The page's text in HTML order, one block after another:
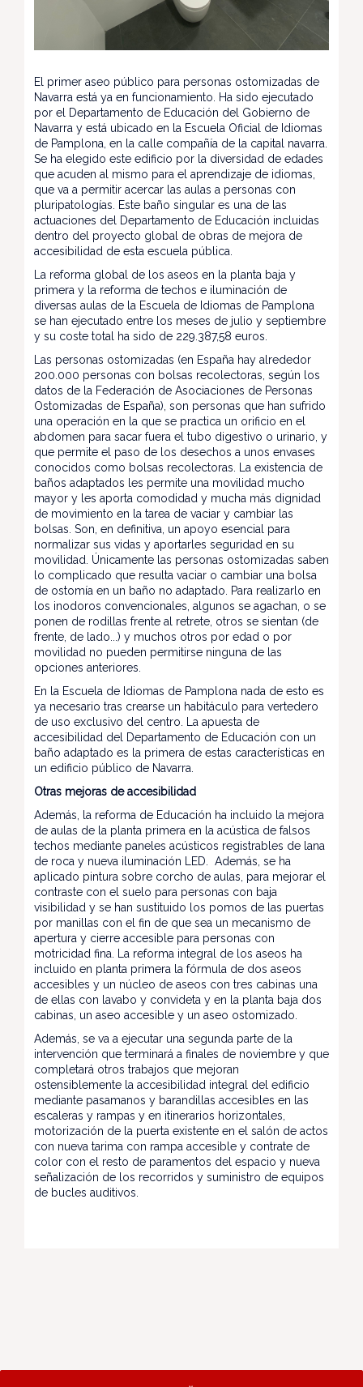
El primer aseo público para personas ostomizadas de
Navarra está ya en funcionamiento. Ha sido ejecutado
por el Departamento de Educación del Gobierno de
Navarra y está ubicado en la Escuela Oficial de Idiomas
de Pamplona, en la calle compañía de la capital navarra.
Se ha elegido este edificio por la diversidad de edades
que acuden al mismo para el aprendizaje de idiomas,
que va a permitir acercar las aulas a personas con
pluripatologías. Este baño singular es una de las
actuaciones del Departamento de Educación incluidas
dentro del proyecto global de obras de mejora de
accesibilidad de esta escuela pública.
La reforma global de los aseos en la planta baja y
primera y la reforma de techos e iluminación de
diversas aulas de la Escuela de Idiomas de Pamplona
se han ejecutado entre los meses de julio y septiembre
y su coste total ha sido de 229.387,58 euros.
Las personas ostomizadas (en España hay alrededor
200.000 personas con bolsas recolectoras, según los
datos de la Federación de Asociaciones de Personas
Ostomizadas de España), son personas que han sufrido
una operación en la que se practica un orificio en el
abdomen para sacar fuera el tubo digestivo o urinario, y
que permite el paso de los desechos a unos envases
conocidos como bolsas recolectoras. La existencia de
baños adaptados les permite una movilidad mucho
mayor y les aporta comodidad y mucha más dignidad
de movimiento en la tarea de vaciar y cambiar las
bolsas. Son, en definitiva, un apoyo esencial para
normalizar sus vidas y aportarles seguridad en su
movilidad. Únicamente las personas ostomizadas saben
lo complicado que resulta vaciar o cambiar una bolsa
de ostomía en un baño no adaptado. Para realizarlo en
los inodoros convencionales, algunos se agachan, o se
ponen de rodillas frente al retrete, otros se sientan (de
frente, de lado...) y muchos otros por edad o por
movilidad no pueden permitirse ninguna de las
opciones anteriores.
En la Escuela de Idiomas de Pamplona nada de esto es
ya necesario tras crearse un habitáculo para vertedero
de uso exclusivo del centro. La apuesta de
accesibilidad del Departamento de Educación con un
baño adaptado es la primera de estas características en
un edificio público de Navarra.
Otras mejoras de accesibilidad
Además, la reforma de Educación ha incluido la mejora
de aulas de la planta primera en la acústica de falsos
techos mediante paneles acústicos registrables de lana
de roca y nueva iluminación LED. Además, se ha
aplicado pintura sobre corcho de aulas, para mejorar el
contraste con el suelo para personas con baja
visibilidad y se han sustituido los pomos de las puertas
por manillas con el fin de que sea un mecanismo de
apertura y cierre accesible para personas con
motricidad fina. La reforma integral de los aseos ha
incluido en planta primera la fórmula de dos aseos
accesibles y un núcleo de aseos con tres cabinas una
de ellas con lavabo y convideta y en la planta baja dos
cabinas, un aseo accesible y un aseo ostomizado.
Además, se va a ejecutar una segunda parte de la
intervención que terminará a finales de noviembre y que
completará otros trabajos que mejoran
ostensiblemente la accesibilidad integral del edificio
mediante pasamanos y barandillas accesibles en las
escaleras y rampas y en itinerarios horizontales,
motorización de la puerta existente en el salón de actos
con nueva tarima con rampa accesible y contrate de
color con el resto de paramentos del espacio y nueva
señalización de los recorridos y suministro de equipos
de bucles auditivos.